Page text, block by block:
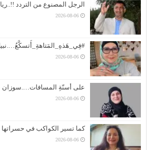
الرجل المصنوع من التردد
2026-08-06
2026-08-06
على أسنّةِ
2026-08-06
كما تسير الكواكب في
2026-08-06